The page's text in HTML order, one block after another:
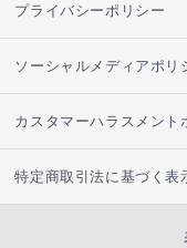
プライバシーポリシー
ソーシャルメディアポリ
カスタマーハラスメント
特定商取引法に基づく表